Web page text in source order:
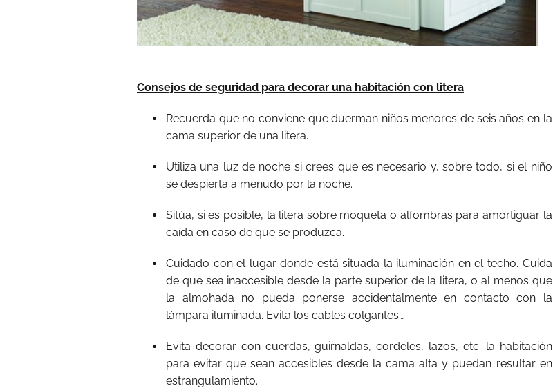
Consejos de seguridad para decorar una habitación con litera
Recuerda que no conviene que duerman niños menores de seis años en la
cama superior de una litera.
Utiliza una luz de noche si crees que es necesario y, sobre todo, si el niño
se despierta a menudo por la noche.
Sitúa, si es posible, la litera sobre moqueta o alfombras para amortiguar la
caída en caso de que se produzca.
Cuidado con el lugar donde está situada la iluminación en el techo. Cuida
de que sea inaccesible desde la parte superior de la litera, o al menos que
la almohada no pueda ponerse accidentalmente en contacto con la
lámpara iluminada. Evita los cables colgantes…
Evita decorar con cuerdas, guirnaldas, cordeles, lazos, etc. la habitación
para evitar que sean accesibles desde la cama alta y puedan resultar en
estrangulamiento.